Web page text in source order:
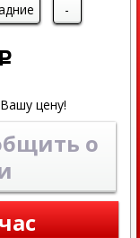
-
цену!
о